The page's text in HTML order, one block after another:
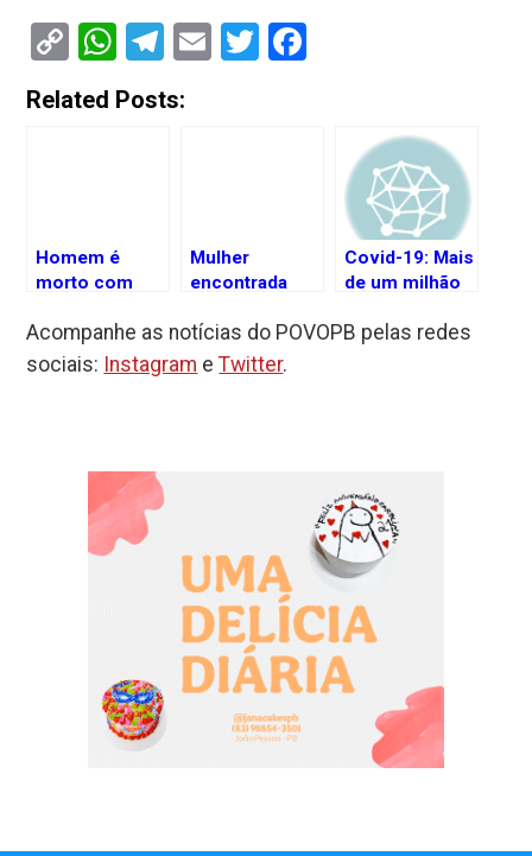
Copy
Link
WhatsApp
Telegram
EmailTwitter
Related Posts:
Homem é
morto com
tiros, em João
Pessoa
Mulher
encontrada
Santa Rita, na
PB, é
Covid-19: Mais
de um milhão
ainda não
Acompanhe as notícias do POVOPB pelas redes
sociais: Instagram eTwitter.